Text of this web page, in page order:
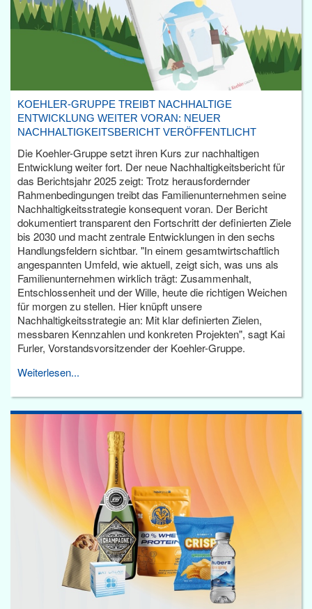
KOEHLER-GRUPPE TREIBT NACHHALTIGE
ENTWICKLUNG WEITER VORAN: NEUER
NACHHALTIGKEITSBERICHT VERÖFFENTLICHT
Die Koehler-Gruppe setzt ihren Kurs zur nachhaltigen
Entwicklung weiter fort. Der neue Nachhaltigkeitsbericht für
das Berichtsjahr 2025 zeigt: Trotz herausfordernder
Rahmenbedingungen treibt das Familienunternehmen seine
Nachhaltigkeitsstrategie konsequent voran. Der Bericht
dokumentiert transparent den Fortschritt der definierten Ziele
bis 2030 und macht zentrale Entwicklungen in den sechs
Handlungsfeldern sichtbar. "In einem gesamtwirtschaftlich
angespannten Umfeld, wie aktuell, zeigt sich, was uns als
Familienunternehmen wirklich trägt: Zusammenhalt,
Entschlossenheit und der Wille, heute die richtigen Weichen
für morgen zu stellen. Hier knüpft unsere
Nachhaltigkeitsstrategie an: Mit klar definierten Zielen,
messbaren Kennzahlen und konkreten Projekten", sagt Kai
Furler, Vorstandsvorsitzender der Koehler-Gruppe.
Weiterlesen...